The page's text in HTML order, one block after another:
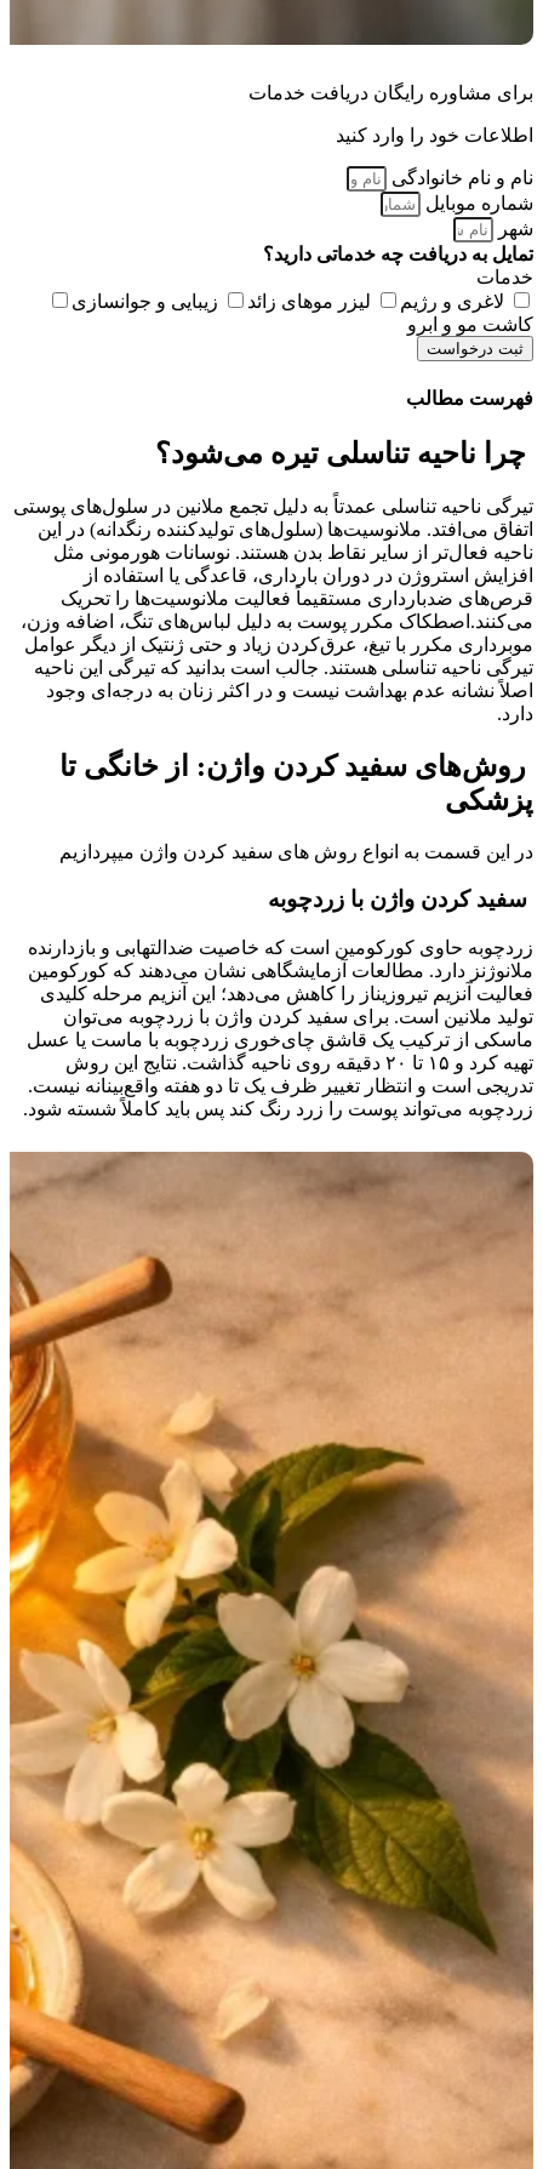
برای مشاوره رایگان دریافت خدمات
اطلاعات خود را وارد کنید
نام و نام خانوادگی
شماره موبایل
شهر
تمایل به دریافت چه خدماتی دارید؟
خدمات
لاغری و رژیم
لیزر موهای زائد
زیبایی و جوانسازی
کاشت مو و ابرو
ثبت درخواست
فهرست مطالب
چرا ناحیه تناسلی تیره می‌شود؟
تیرگی ناحیه تناسلی عمدتاً به دلیل تجمع ملانین در سلول‌های پوستی
اتفاق می‌افتد. ملانوسیت‌ها (سلول‌های تولیدکننده رنگدانه) در این
ناحیه فعال‌تر از سایر نقاط بدن هستند. نوسانات هورمونی مثل
افزایش استروژن در دوران بارداری، قاعدگی یا استفاده از
قرص‌های ضدبارداری مستقیماً فعالیت ملانوسیت‌ها را تحریک
می‌کنند.اصطکاک مکرر پوست به دلیل لباس‌های تنگ، اضافه وزن،
موبرداری مکرر با تیغ، عرق‌کردن زیاد و حتی ژنتیک از دیگر عوامل
تیرگی ناحیه تناسلی هستند. جالب است بدانید که تیرگی این ناحیه
اصلاً نشانه عدم بهداشت نیست و در اکثر زنان به درجه‌ای وجود
دارد.
روش‌های سفید کردن واژن: از خانگی تا
پزشکی
در این قسمت به انواع روش های سفید کردن واژن میپردازیم
سفید کردن واژن با زردچوبه
زردچوبه حاوی کورکومین است که خاصیت ضدالتهابی و بازدارنده
ملانوژنز دارد. مطالعات آزمایشگاهی نشان می‌دهند که کورکومین
فعالیت آنزیم تیروزیناز را کاهش می‌دهد؛ این آنزیم مرحله کلیدی
تولید ملانین است. برای سفید کردن واژن با زردچوبه می‌توان
ماسکی از ترکیب یک قاشق چای‌خوری زردچوبه با ماست یا عسل
تهیه کرد و ۱۵ تا ۲۰ دقیقه روی ناحیه گذاشت. نتایج این روش
تدریجی است و انتظار تغییر ظرف یک تا دو هفته واقع‌بینانه نیست.
زردچوبه می‌تواند پوست را زرد رنگ کند پس باید کاملاً شسته شود.